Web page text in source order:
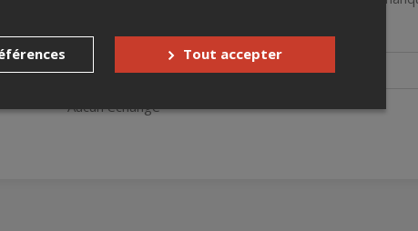
Aucun remboursement
Aucun échange
Tout accepter